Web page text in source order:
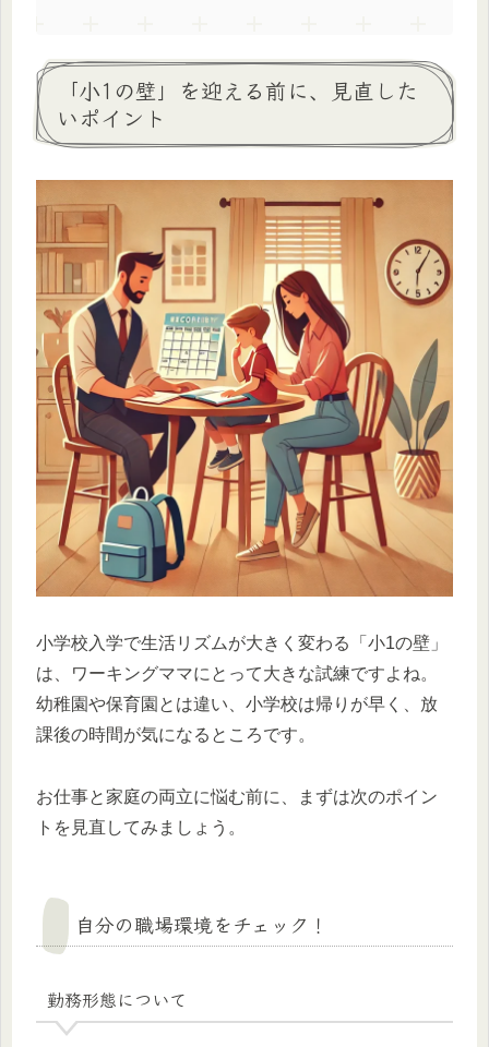
「小1の壁」を迎える前に、見直した
いポイント
小学校入学で生活リズムが大きく変わる「小1の壁」
は、ワーキングママにとって大きな試練ですよね。
幼稚園や保育園とは違い、小学校は帰りが早く、放
課後の時間が気になるところです。
お仕事と家庭の両立に悩む前に、まずは次のポイン
トを見直してみましょう。
自分の職場環境をチェック！
勤務形態について